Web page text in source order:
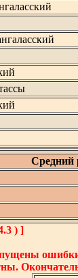
Средний
) ]